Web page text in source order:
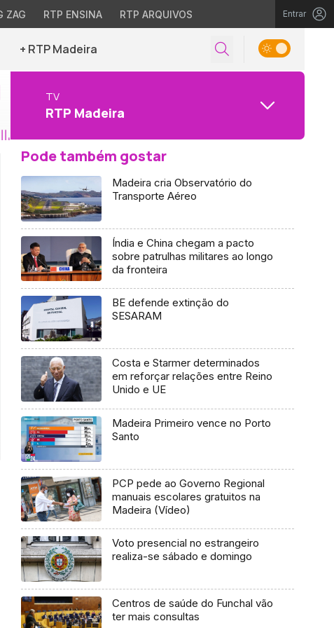
ZAG RTP ENSINA RTP ARQUIVOS Entrar
+ RTP Madeira
TV
RTP Madeira
Pode também gostar
Madeira cria Observatório do
Transporte Aéreo
Índia e China chegam a pacto
sobre patrulhas militares ao longo
da fronteira
BE defende extinção do
SESARAM
Costa e Starmer determinados
em reforçar relações entre Reino
Unido e UE
Madeira Primeiro vence no Porto
Santo
PCP pede ao Governo Regional
manuais escolares gratuitos na
Madeira (Vídeo)
Voto presencial no estrangeiro
realiza-se sábado e domingo
Centros de saúde do Funchal vão
ter mais consultas